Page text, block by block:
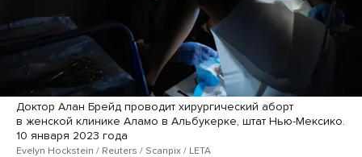
Доктор Алан Брейд проводит хирургический аборт
в женской клинике Аламо в Альбукерке, штат Нью-Мексико.
10 января 2023 года
Evelyn Hockstein / Reuters / Scanpix / LETA